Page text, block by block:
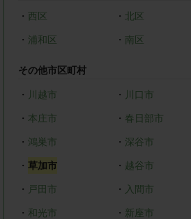
・ 西区 ・ 北区
・ 浦和区 ・ 南区
その他市区町村
・ 川越市 ・ 川口市
・ 本庄市 ・ 春日部市
・ 鴻巣市 ・ 深谷市
・ 草加市 ・ 越谷市
・ 戸田市 ・ 入間市
・ 和光市 ・ 新座市